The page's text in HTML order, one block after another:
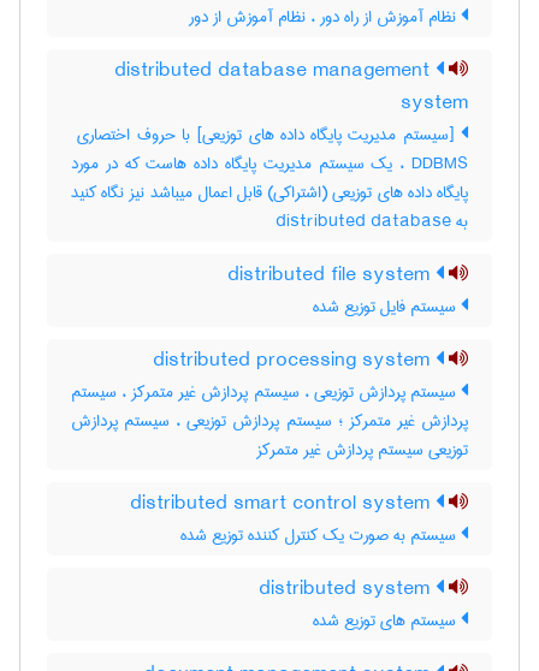
نظام آموزش از راه دور ، نظام آموزش از دور
distributed database management
system
DDBMS ، یک سیستم مدیریت پایگاه داده هاست که در مورد
پایگاه داده های توزیعی (اشتراکی) قابل اعمال میباشد نیز نگاه کنید
به ‎ distributed database
سیستم فایل توزیع شده
سیستم پردازش توزیعی ، سیستم پردازش غیر متمرکز ، سیستم
پردازش غیر متمرکز ؛ سیستم پردازش توزیعی ، سیستم پردازش
توزیعی سیستم پردازش غیر متمرکز
سیستم به صورت یک کنترل کننده توزیع شده
سیستم های توزیع شده